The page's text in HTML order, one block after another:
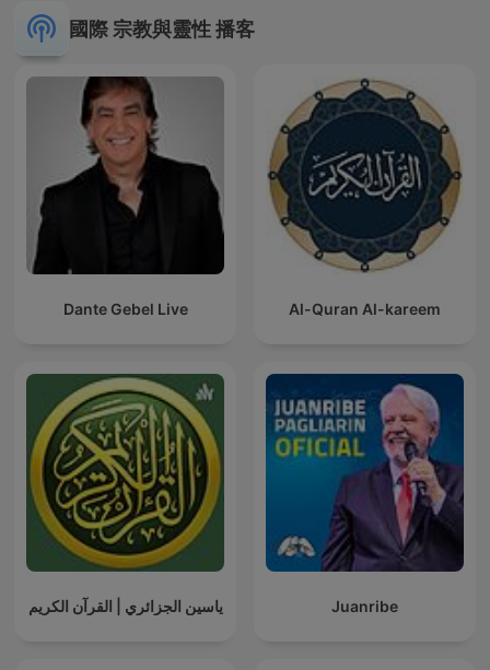
國際 宗教與靈性 播客
Dante Gebel Live Al-Quran Al-kareem
ياسين الجزائري | القرآن الكريم Juanribe